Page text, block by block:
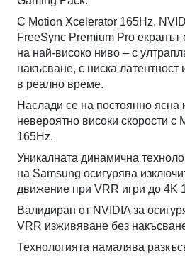
С Motion Xcelerator 165Hz,
FreeSync Premium Pro екранът
на най-високо ниво – с
накъсване, с ниска
в реално време.
Наслади се на постоянно ясна
невероятно високи скорости с
165Hz.
Уникалната динамична
на Samsung осигурява
движение при VRR игри до 4K
Валидиран от NVIDIA за
VRR изживяване без
Технологията намалява